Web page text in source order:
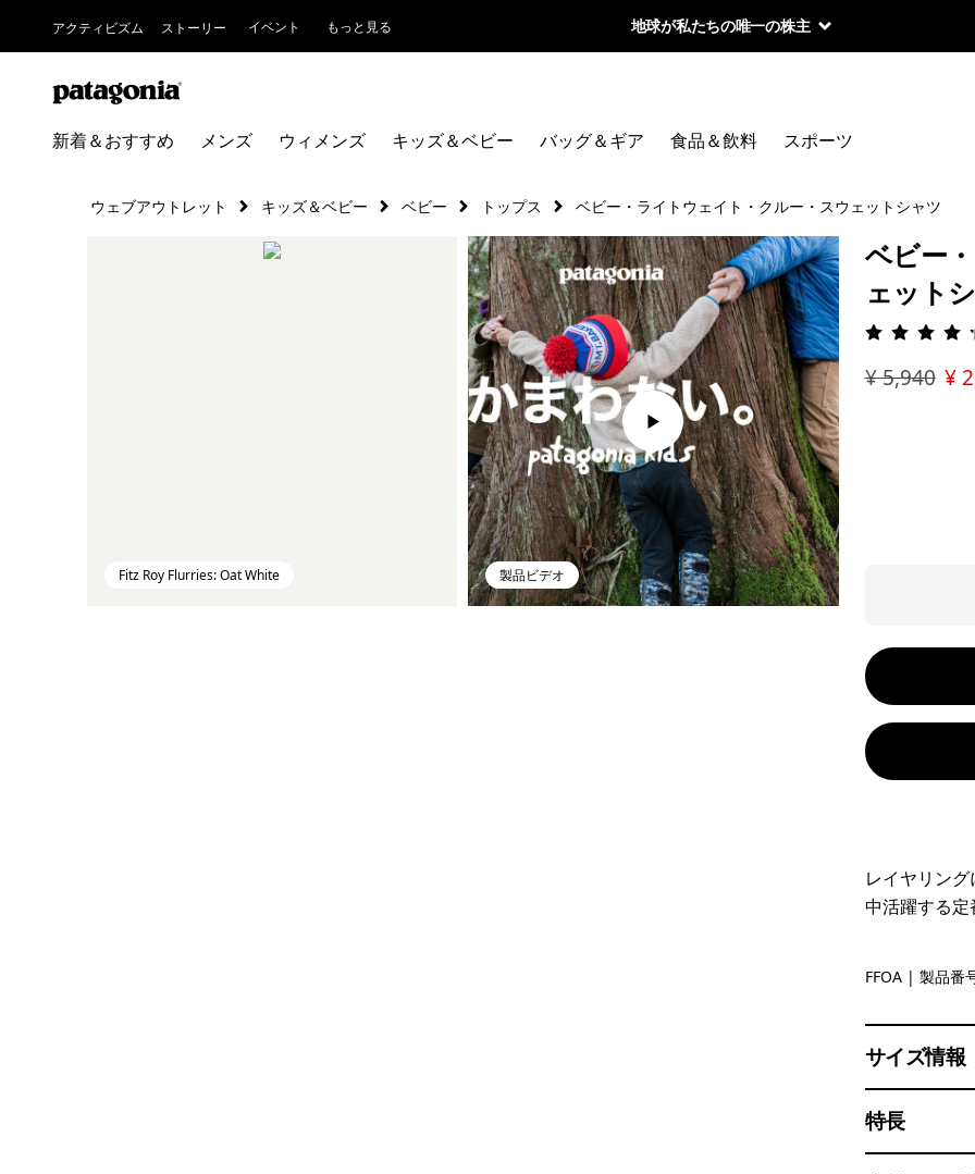
アクティビズム ストーリー イベント もっと見る 地球が私たちの唯一の株主
新着＆おすすめ メンズ ウィメンズ キッズ＆ベビー バッグ＆ギア 食品＆飲料 スポーツ
ウェブアウトレット キッズ＆ベビー ベビー トップス ベビー・ライトウェイト・クルー・スウェットシャツ
Fitz Roy Flurries: Oat White 製品ビデオ
ベビー
ェット
評価:
¥ 5,940 ¥
レイヤリン
中活躍する
Fitz Roy
FFOA | 製品番
サイズ情報
特長